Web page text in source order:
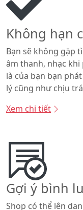
Không hạn
Bạn sẽ không gặp
âm thanh, nhạc khi
là của bạn bạn
lý cũng như chịu
Xem chi tiết
Gợi ý bình
Shop có thể lên